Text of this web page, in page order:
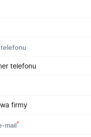
telefonu
mail *